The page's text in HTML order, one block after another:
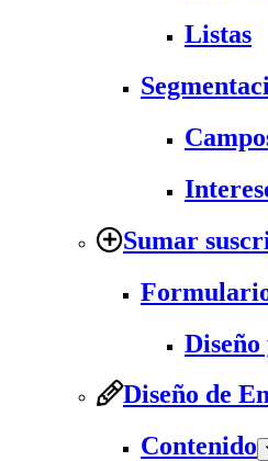
Listas
Sumar
Diseño de
Contenido